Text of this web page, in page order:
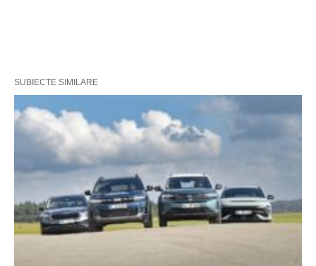
SUBIECTE SIMILARE